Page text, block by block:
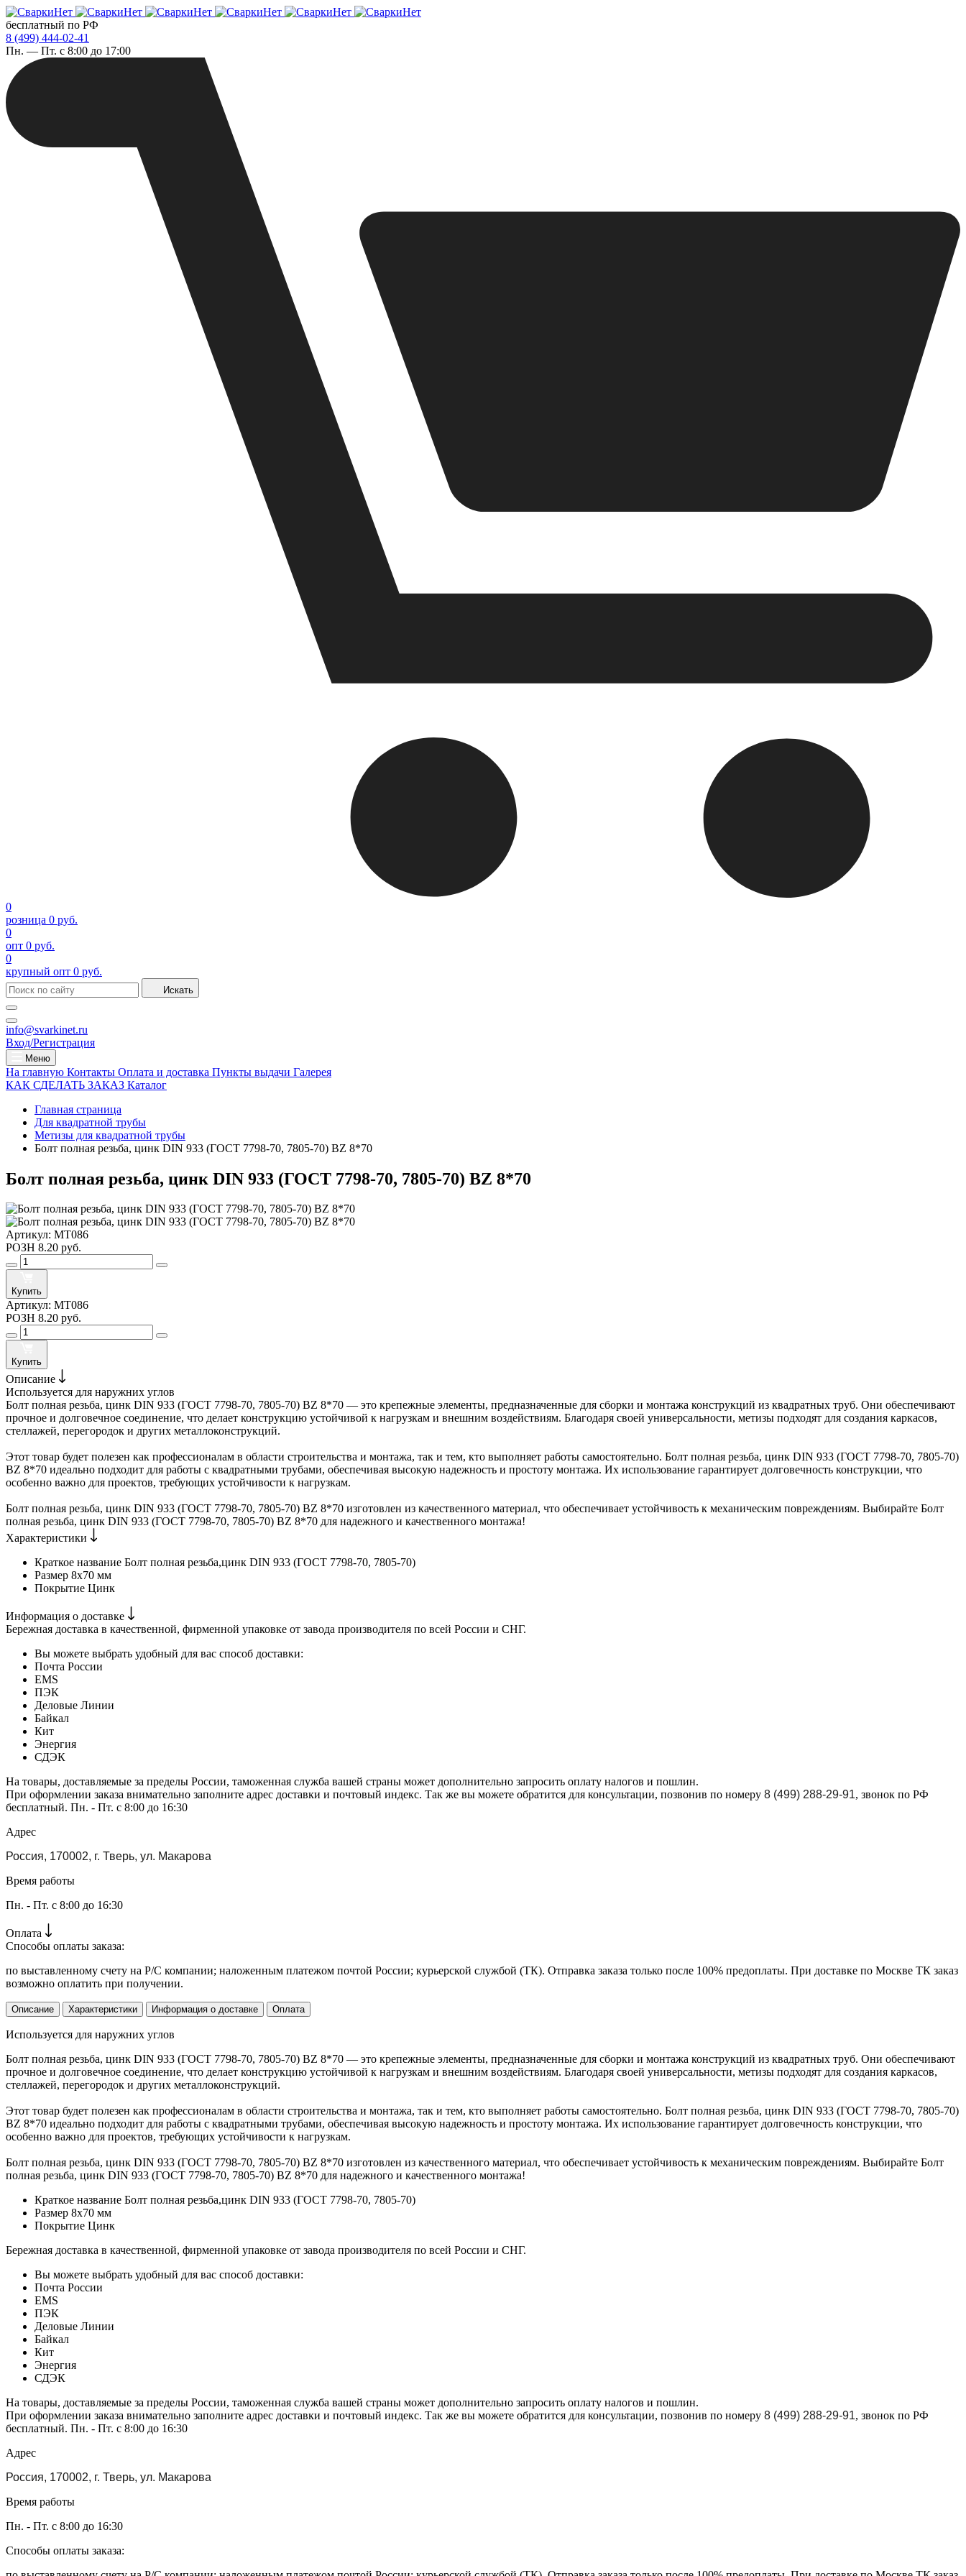
бесплатный по РФ
8 (499) 444-02-41
Пн. — Пт. с 8:00 до 17:00
0
розница 0 руб.
0
опт 0 руб.
0
крупный опт 0 руб.
Искать
info@svarkinet.ru
Вход/Регистрация
Меню
На главную Контакты Оплата и доставка Пункты выдачи Галерея
КАК СДЕЛАТЬ ЗАКАЗ Каталог
Главная страница
Для квадратной трубы
Метизы для квадратной трубы
Болт полная резьба, цинк DIN 933 (ГОСТ 7798-70, 7805-70) BZ 8*70
Болт полная резьба, цинк DIN 933 (ГОСТ 7798-70, 7805-70) BZ 8*70
Артикул: MT086
РОЗН 8.20 руб.
Купить
Артикул: MT086
РОЗН 8.20 руб.
Купить
Описание
Используется для наружних углов
Болт полная резьба, цинк DIN 933 (ГОСТ 7798-70, 7805-70) BZ 8*70 — это крепежные элементы, предназначенные для сборки и монтажа конструкций из квадратных труб. Они обеспечивают
прочное и долговечное соединение, что делает конструкцию устойчивой к нагрузкам и внешним воздействиям. Благодаря своей универсальности, метизы подходят для создания каркасов,
стеллажей, перегородок и других металлоконструкций.
Этот товар будет полезен как профессионалам в области строительства и монтажа, так и тем, кто выполняет работы самостоятельно. Болт полная резьба, цинк DIN 933 (ГОСТ 7798-70, 7805-70)
BZ 8*70 идеально подходит для работы с квадратными трубами, обеспечивая высокую надежность и простоту монтажа. Их использование гарантирует долговечность конструкции, что
особенно важно для проектов, требующих устойчивости к нагрузкам.
Болт полная резьба, цинк DIN 933 (ГОСТ 7798-70, 7805-70) BZ 8*70 изготовлен из качественного материал, что обеспечивает устойчивость к механическим повреждениям. Выбирайте Болт
полная резьба, цинк DIN 933 (ГОСТ 7798-70, 7805-70) BZ 8*70 для надежного и качественного монтажа!
Характеристики
Краткое название Болт полная резьба,цинк DIN 933 (ГОСТ 7798-70, 7805-70)
Размер 8х70 мм
Покрытие Цинк
Информация о доставке
Бережная доставка в качественной, фирменной упаковке от завода производителя по всей России и СНГ.
Вы можете выбрать удобный для вас способ доставки:
Почта России
EMS
ПЭК
Деловые Линии
Байкал
Кит
Энергия
СДЭК
На товары, доставляемые за пределы России, таможенная служба вашей страны может дополнительно запросить оплату налогов и пошлин.
При оформлении заказа внимательно заполните адрес доставки и почтовый индекс. Так же вы можете обратится для консультации, позвонив по номеру 8 (499) 288-29-91, звонок по РФ
бесплатный. Пн. - Пт. с 8:00 до 16:30
Адрес
Россия, 170002, г. Тверь, ул. Макарова
Время работы
Пн. - Пт. с 8:00 до 16:30
Оплата
Способы оплаты заказа:
по выставленному счету на Р/С компании; наложенным платежом почтой России; курьерской службой (ТК). Отправка заказа только после 100% предоплаты. При доставке по Москве ТК заказ
возможно оплатить при получении.
Описание Характеристики Информация о доставке Оплата
Используется для наружних углов
Болт полная резьба, цинк DIN 933 (ГОСТ 7798-70, 7805-70) BZ 8*70 — это крепежные элементы, предназначенные для сборки и монтажа конструкций из квадратных труб. Они обеспечивают
прочное и долговечное соединение, что делает конструкцию устойчивой к нагрузкам и внешним воздействиям. Благодаря своей универсальности, метизы подходят для создания каркасов,
стеллажей, перегородок и других металлоконструкций.
Этот товар будет полезен как профессионалам в области строительства и монтажа, так и тем, кто выполняет работы самостоятельно. Болт полная резьба, цинк DIN 933 (ГОСТ 7798-70, 7805-70)
BZ 8*70 идеально подходит для работы с квадратными трубами, обеспечивая высокую надежность и простоту монтажа. Их использование гарантирует долговечность конструкции, что
особенно важно для проектов, требующих устойчивости к нагрузкам.
Болт полная резьба, цинк DIN 933 (ГОСТ 7798-70, 7805-70) BZ 8*70 изготовлен из качественного материал, что обеспечивает устойчивость к механическим повреждениям. Выбирайте Болт
полная резьба, цинк DIN 933 (ГОСТ 7798-70, 7805-70) BZ 8*70 для надежного и качественного монтажа!
Краткое название Болт полная резьба,цинк DIN 933 (ГОСТ 7798-70, 7805-70)
Размер 8х70 мм
Покрытие Цинк
Бережная доставка в качественной, фирменной упаковке от завода производителя по всей России и СНГ.
Вы можете выбрать удобный для вас способ доставки:
Почта России
EMS
ПЭК
Деловые Линии
Байкал
Кит
Энергия
СДЭК
На товары, доставляемые за пределы России, таможенная служба вашей страны может дополнительно запросить оплату налогов и пошлин.
При оформлении заказа внимательно заполните адрес доставки и почтовый индекс. Так же вы можете обратится для консультации, позвонив по номеру 8 (499) 288-29-91, звонок по РФ
бесплатный. Пн. - Пт. с 8:00 до 16:30
Адрес
Россия, 170002, г. Тверь, ул. Макарова
Время работы
Пн. - Пт. с 8:00 до 16:30
Способы оплаты заказа: